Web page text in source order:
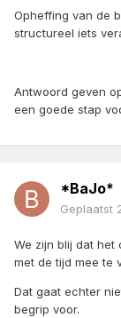
Opheffing van de
structureel iets
Antwoord geven
een goede stap
*BaJo*
Geplaatst
We zijn blij dat het
met de tijd mee te
Dat gaat echter
begrip voor.